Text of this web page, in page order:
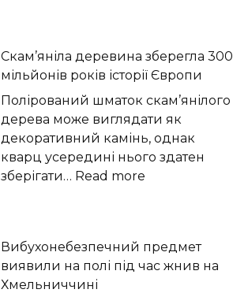
мікрогравітація
змінює
виробництво
вуглепластику
Скам’яніла деревина зберегла 300
мільйонів років історії Європи
Полірований шматок скам’янілого
дерева може виглядати як
декоративний камінь, однак
кварц усередині нього здатен
зберігати… Read more
300
мільйонів
Вибухонебезпечний предмет
виявили на полі під час жнив на
Хмельниччині